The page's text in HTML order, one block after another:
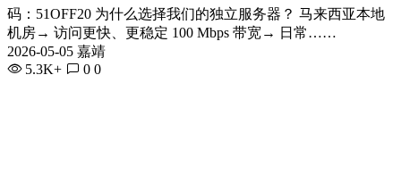
码：51OFF20 为什么选择我们的独立服务器？ 马来西亚本地
机房→ 访问更快、更稳定 100 Mbps 带宽→ 日常……
2026-05-05 嘉靖
5.3K+
0 0